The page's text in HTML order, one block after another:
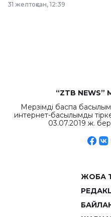
республиканского
31 желтоқсан, 12:39
“ZTB NEWS”
Мерзімді баспа
интернет-басылымды
03.07.2019 ж.
ЖОБА